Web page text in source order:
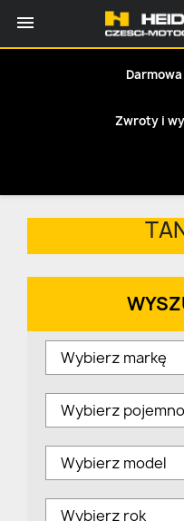

Zwroty i
Wybierz markę
Wybierz
Wybierz model
Wybierz rok